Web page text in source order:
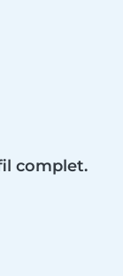
complet.